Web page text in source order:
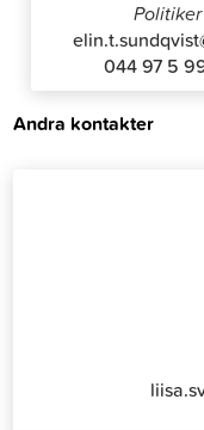
Politiker
044 97 5
Andra kontakter